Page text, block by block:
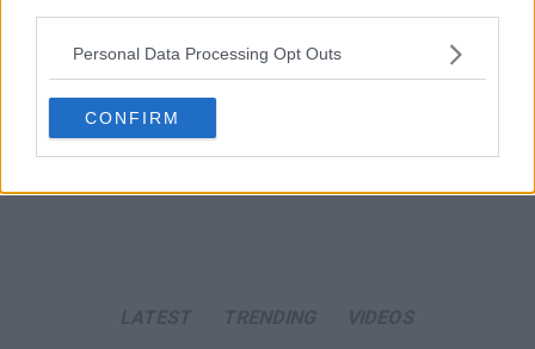
possono non richiedere il tuo consenso, ma hai il diritto di
opporti a tale trattamento. Le tue preferenze si
applicheranno solo a questo sito web. Puoi modificare le tue
preferenze in qualsiasi momento ritornando su questo sito o
consultando la nostrainformativa sulla riservatezza.
Personal Data Processing Opt Outs
CONFIRM